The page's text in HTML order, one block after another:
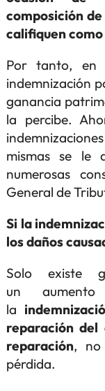
composición
califiquen
Por tanto, en
indemnización
ganancia
la percibe.
mismas se le
numerosas
General de
Si la
los daños
Solo existe
un
la
reparación del
reparación, no
pérdida.